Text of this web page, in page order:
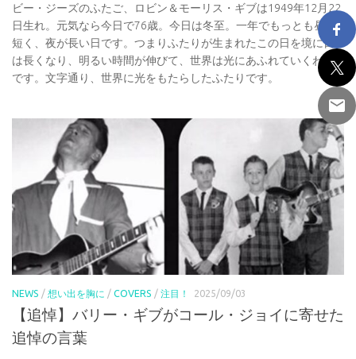
ビー・ジーズのふたご、ロビン＆モーリス・ギブは1949年12月22
日生れ。元気なら今日で76歳。今日は冬至。一年でもっとも昼が
短く、夜が長い日です。つまりふたりが生まれたこの日を境に日
は長くなり、明るい時間が伸びて、世界は光にあふれていくわけ
です。文字通り、世界に光をもたらしたふたりです。
NEWS / 想い出を胸に / COVERS / 注目！ 2025/09/03
【追悼】バリー・ギブがコール・ジョイに寄せた
追悼の言葉